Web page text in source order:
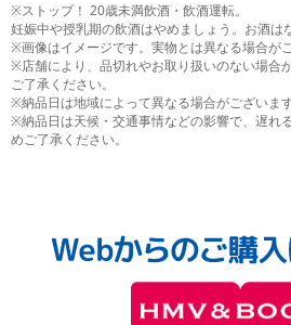
※ストップ！ 20歳未満飲酒・飲酒運転。
妊娠中や授乳期の飲酒はやめましょう。お酒は
※画像はイメージです。実物とは異なる場合がご
※店舗により、品切れやお取り扱いのない場合
ご了承ください。
※納品日は地域によって異なる場合がございます
※納品日は天候・交通事情などの影響で、遅れ
めご了承ください。